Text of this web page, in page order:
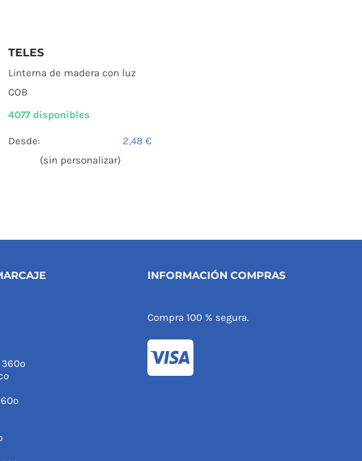
TELES
Linterna de madera con luz
COB
4077 disponibles
Desde: 2,48€
(sin personalizar)
INFORMACIÓN COMPRAS
Compra 100 % segura.